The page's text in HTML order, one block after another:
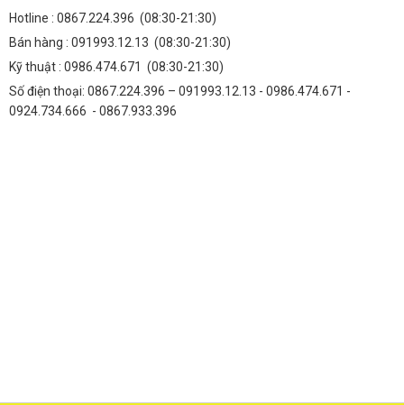
Hotline : 0867.224.396 (08:30-21:30)
Bán hàng : 091993.12.13 (08:30-21:30)
Kỹ thuật : 0986.474.671 (08:30-21:30)
Số điện thoại: 0867.224.396 – 091993.12.13 - 0986.474.671 -
0924.734.666 - 0867.933.396